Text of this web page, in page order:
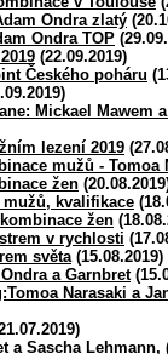
Ondra zlatý
Ondra TOP
(22.09.2019)
Českého poháru
Mickael Mawem
lezení 2019
mužů - Tomoa
žen
kvalifikace
žen
v rychlosti
světa(15.08.2019)
a Garnbret
Narasaki a
a Sascha Lehmann,